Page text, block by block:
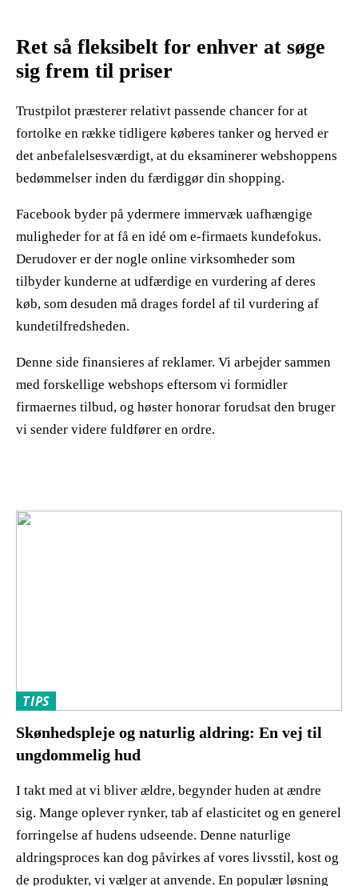
Ret så fleksibelt for enhver at søge
sig frem til priser
Trustpilot præsterer relativt passende chancer for at
fortolke en række tidligere køberes tanker og herved er
det anbefalelsesværdigt, at du eksaminerer webshoppens
bedømmelser inden du færdiggør din shopping.
Facebook byder på ydermere immervæk uafhængige
muligheder for at få en idé om e-firmaets kundefokus.
Derudover er der nogle online virksomheder som
tilbyder kunderne at udfærdige en vurdering af deres
køb, som desuden må drages fordel af til vurdering af
kundetilfredsheden.
Denne side finansieres af reklamer. Vi arbejder sammen
med forskellige webshops eftersom vi formidler
firmaernes tilbud, og høster honorar forudsat den bruger
vi sender videre fuldfører en ordre.
TIPS
Skønhedspleje og naturlig aldring: En vej til
ungdommelig hud
I takt med at vi bliver ældre, begynder huden at ændre
sig. Mange oplever rynker, tab af elasticitet og en generel
forringelse af hudens udseende. Denne naturlige
aldringsproces kan dog påvirkes af vores livsstil, kost og
de produkter, vi vælger at anvende. En populær løsning